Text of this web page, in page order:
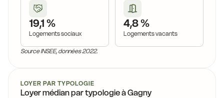
19,1 %
Logements sociaux
4,8 %
Logements vacants
Source INSEE, données 2022.
LOYER PAR TYPOLOGIE
Loyer médian par typologie à Gagny